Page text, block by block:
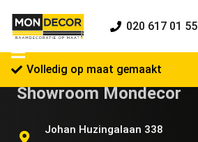
020 617 01 55
Volledig op maat gemaakt
Showroom Mondecor
Johan Huzingalaan 338